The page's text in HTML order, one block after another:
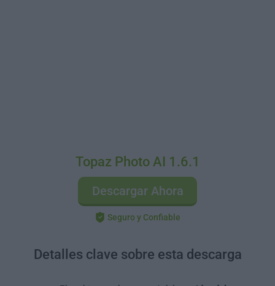
Topaz Photo AI 1.6.1
Descargar Ahora
Seguro y Confiable
Detalles clave sobre esta descarga